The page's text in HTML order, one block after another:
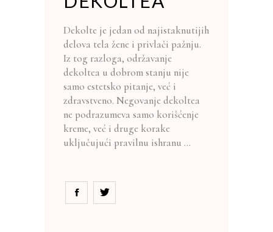
Dekolte je jedan od najistaknutijih
delova tela žene i privlači pažnju.
Iz tog razloga, održavanje
dekoltea u dobrom stanju nije
samo estetsko pitanje, već i
zdravstveno. Negovanje dekoltea
ne podrazumeva samo korišćenje
kreme, već i druge korake
uključujući pravilnu ishranu